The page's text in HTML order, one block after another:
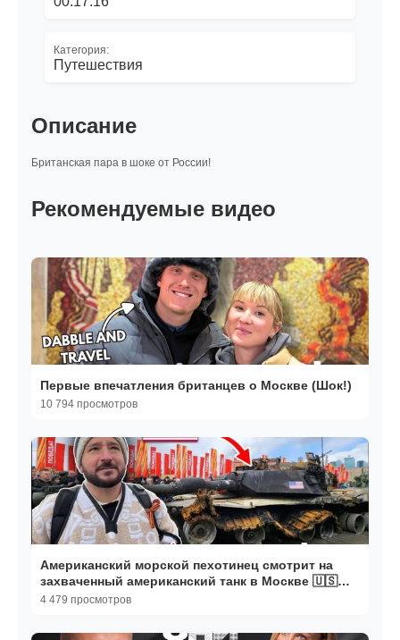
Категория:
Путешествия
Описание
Британская пара в шоке от России!
Рекомендуемые видео
Первые впечатления британцев о Москве (Шок!)
10 794 просмотров
Американский морской пехотинец смотрит на
захваченный американский танк в Москве 🇺🇸
🇷🇺
4 479 просмотров